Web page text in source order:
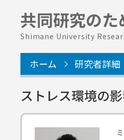
共同研究のた
Shimane University
ホーム 研究者詳細
ストレス環境の